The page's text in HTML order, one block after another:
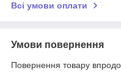
Всі умови оплати
Умови повернення
Повернення товару